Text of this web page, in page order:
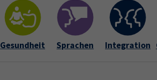
Gesundheit Sprachen Integration